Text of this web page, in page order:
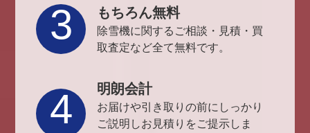
もちろん無料
除雪機に関するご相談・見積・買
取査定など全て無料です。
3
明朗会計
お届けや引き取りの前にしっかり
ご説明しお見積りをご提示しま
4